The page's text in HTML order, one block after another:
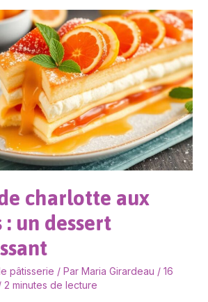
charlotte aux
un dessert
pâtisserie / Par Maria Girardeau / 16
2 minutes de lecture